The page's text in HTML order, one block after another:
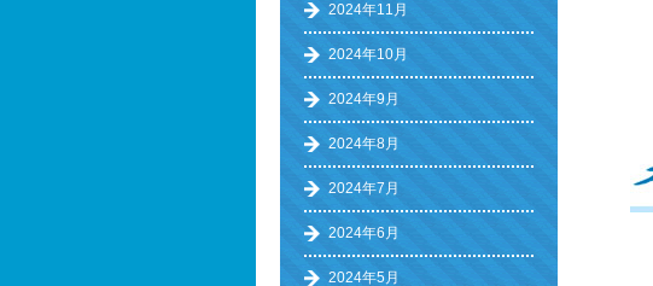
2024年11月
2024年10月
2024年9月
2024年8月
2024年7月
2024年6月
2024年5月